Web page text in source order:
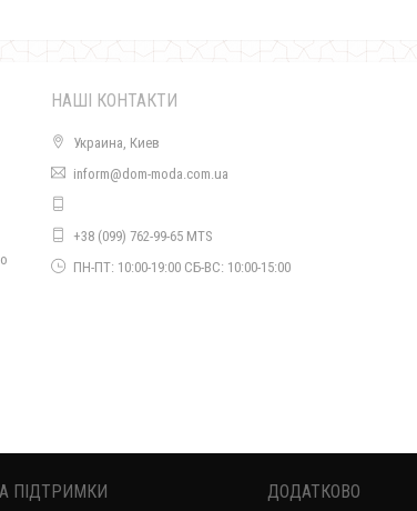
НАШІ КОНТАКТИ
Украина, Киев
inform@dom-moda.com.ua
+38 (099) 762-99-65 MTS
ПН-ПТ: 10:00-19:00 СБ-ВС: 10:00-15:00
ПІДТРИМКИ ДОДАТКОВО